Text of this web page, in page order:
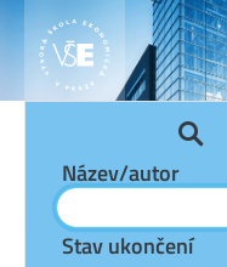
Název/autor
Stav ukončení